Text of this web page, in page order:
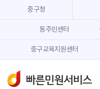
본문
주
중구청
동주민센터
중구교육지원센터